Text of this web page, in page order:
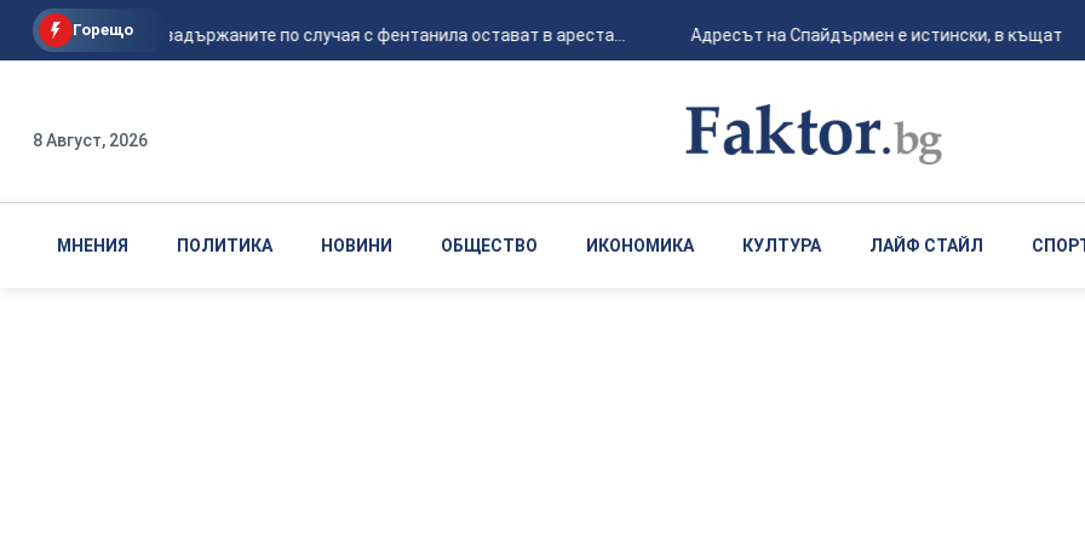
Горещо
Петима от задържаните по случая с фентанила остават в ареста... Адресът на Спайдърмен е истински, в къщата
8 Август, 2026
МНЕНИЯ ПОЛИТИКА НОВИНИ ОБЩЕСТВО ИКОНОМИКА КУЛТУРА ЛАЙФ СТАЙЛ